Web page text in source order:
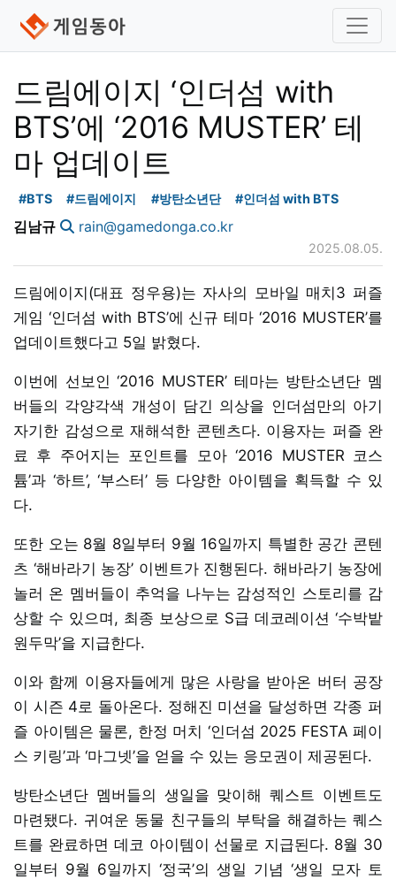
드림에이지 ‘인더섬 with
BTS’에 ‘2016 MUSTER’ 테
마 업데이트
#BTS #드림에이지 #방탄소년단 #인더섬 with BTS
김남규 rain@gamedonga.co.kr
2025.08.05.
드림에이지(대표 정우용)는 자사의 모바일 매치3 퍼즐
게임 ‘인더섬 with BTS’에 신규 테마 ‘2016 MUSTER’를
업데이트했다고 5일 밝혔다.
이번에 선보인 ‘2016 MUSTER’ 테마는 방탄소년단 멤
버들의 각양각색 개성이 담긴 의상을 인더섬만의 아기
자기한 감성으로 재해석한 콘텐츠다. 이용자는 퍼즐 완
료 후 주어지는 포인트를 모아 ‘2016 MUSTER 코스
튬’과 ‘하트’, ‘부스터’ 등 다양한 아이템을 획득할 수 있
다.
또한 오는 8월 8일부터 9월 16일까지 특별한 공간 콘텐
츠 ‘해바라기 농장’ 이벤트가 진행된다. 해바라기 농장에
놀러 온 멤버들이 추억을 나누는 감성적인 스토리를 감
상할 수 있으며, 최종 보상으로 S급 데코레이션 ‘수박밭
원두막’을 지급한다.
이와 함께 이용자들에게 많은 사랑을 받아온 버터 공장
이 시즌 4로 돌아온다. 정해진 미션을 달성하면 각종 퍼
즐 아이템은 물론, 한정 머치 ‘인더섬 2025 FESTA 페이
스 키링’과 ‘마그넷’을 얻을 수 있는 응모권이 제공된다.
방탄소년단 멤버들의 생일을 맞이해 퀘스트 이벤트도
마련됐다. 귀여운 동물 친구들의 부탁을 해결하는 퀘스
트를 완료하면 데코 아이템이 선물로 지급된다. 8월 30
일부터 9월 6일까지 ‘정국’의 생일 기념 ‘생일 모자 토